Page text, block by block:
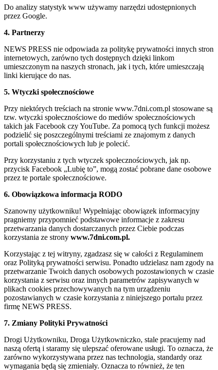
Do analizy statystyk www używamy narzędzi udostępnionych
przez Google.
4. Partnerzy
NEWS PRESS nie odpowiada za politykę prywatności innych stron
internetowych, zarówno tych dostępnych dzięki linkom
umieszczonym na naszych stronach, jak i tych, które umieszczają
linki kierujące do nas.
5. Wtyczki społecznościowe
Przy niektórych treściach na stronie www.7dni.com.pl stosowane są
tzw. wtyczki społecznościowe do mediów społecznościowych
takich jak Facebook czy YouTube. Za pomocą tych funkcji możesz
podzielić się poszczególnymi treściami ze znajomym z danych
portali społecznościowych lub je polecić.
Przy korzystaniu z tych wtyczek społecznościowych, jak np.
przycisk Facebook „Lubię to”, mogą zostać pobrane dane osobowe
przez te portale społecznościowe.
6. Obowiązkowa informacja RODO
Szanowny użytkowniku! Wypełniając obowiązek informacyjny
pragniemy przypomnieć podstawowe informacje z zakresu
przetwarzania danych dostarczanych przez Ciebie podczas
korzystania ze strony www.7dni.com.pl.
Korzystając z tej witryny, zgadzasz się w całości z Regulaminem
oraz Polityką prywatności serwisu. Ponadto udzielasz nam zgody na
przetwarzanie Twoich danych osobowych pozostawionych w czasie
korzystania z serwisu oraz innych parametrów zapisywanych w
plikach cookies przechowywanych na tym urządzeniu
pozostawianych w czasie korzystania z niniejszego portalu przez
firmę NEWS PRESS.
7. Zmiany Polityki Prywatności
Drogi Użytkowniku, Droga Użytkowniczko, stale pracujemy nad
naszą ofertą i staramy się ulepszać oferowane usługi. To oznacza, że
zarówno wykorzystywana przez nas technologia, standardy oraz
wymagania będą się zmieniały. Oznacza to również, że ten